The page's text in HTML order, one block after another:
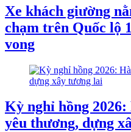
Xe khách giường
chạm trên Quốc lộ
vong
Kỳ nghỉ hồng
yêu thương, dựng